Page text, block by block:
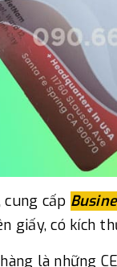
cấp
giấy, có kích
là những